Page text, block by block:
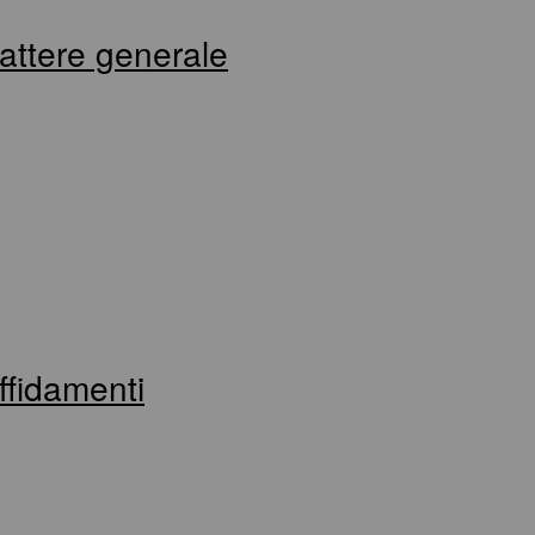
generale